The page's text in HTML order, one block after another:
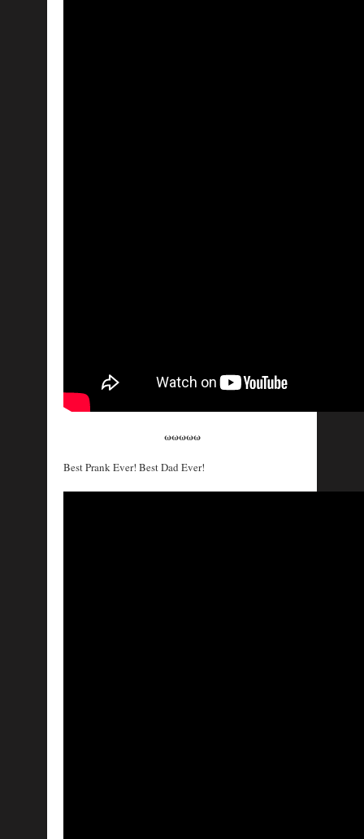
ωωωωω
Best Prank Ever! Best Dad Ever!